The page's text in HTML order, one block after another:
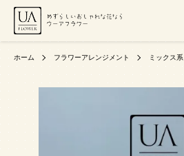
ホーム フラワーアレンジメント ミックス系